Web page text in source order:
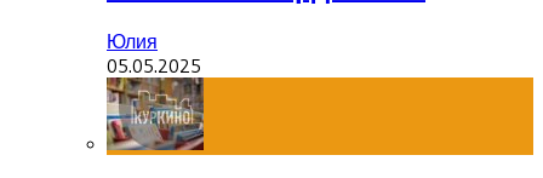
Юлия
05.05.2025